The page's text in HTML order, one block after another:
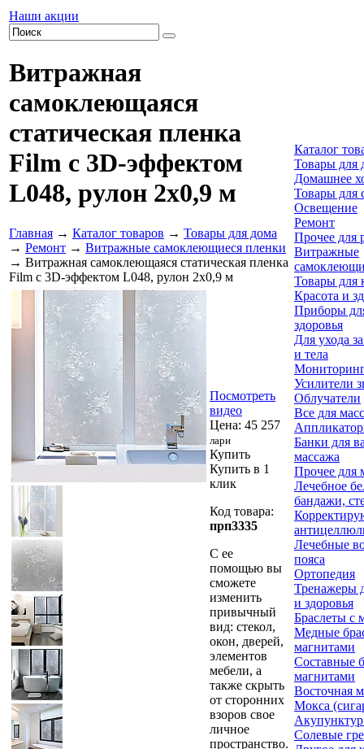
Наши акции
Витражная
самоклеющаяся
статическая пленка
Film с 3D-эффектом
L048, рулон 2х0,9 м
Главная → Каталог товаров → Товары для дома
→ Ремонт → Витражные самоклеющиеся пленки
→ Витражная самоклеющаяся статическая пленка
Film с 3D-эффектом L048, рулон 2х0,9 м
Посмотреть
видео
Цена: 45 257
лари
Купить
Купить в 1
клик
Код товара:
прп3335
С ее
помощью вы
сможете
изменить
привычный
вид: стекол,
окон, дверей,
элементов
мебели, а
также скрыть
от сторонних
взоров свое
личное
пространство.
Каталог
Товары для
Домашнее
Товары для
Освещение
Ремонт
Прочее для
Витражные
Товары для
Красота и
Приборы
здоровья
Для ухода
и тела
Усилители
Облучатели
Все для
Банки для
массажа
Прочее для
Лечебное
бандажи,
Лечебные
пояса
Ортопедия
Тренажеры
и здоровья
Браслеты с
Медные
магнитами
Составные
магнитами
Восточная
Мокса
Солевые